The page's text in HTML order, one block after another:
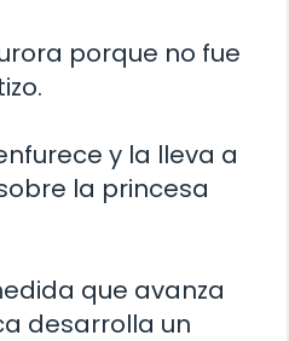
porque no fue
y la lleva a
la princesa
que avanza
desarrolla un